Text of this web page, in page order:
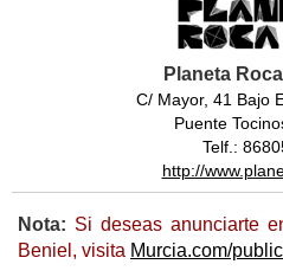
Planeta
C/ Mayor, 41 Bajo
Puente
Telf.:
http://
Nota: Si deseas anunciarte
Beniel, visita Murcia.com/